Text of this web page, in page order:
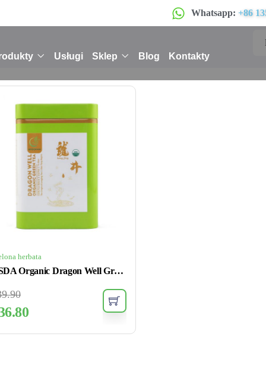
Whatsapp: +86
Usługi Sklep Blog Kontakty
herbata
USDA Organic Dragon Well Green Tea Loose Leaf